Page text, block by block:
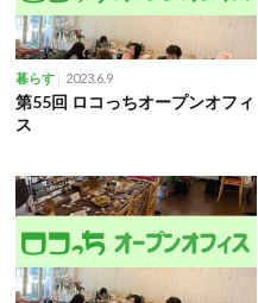
暮らす 2023.6.9
第55回 ロコっちオープンオフィ
ス